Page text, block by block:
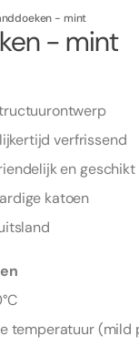
- mint
- mint
verfrissend
en
katoen
temperatuur (mild